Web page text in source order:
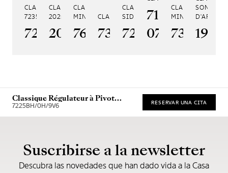
CLASSIQUE PHASE DE LUNE
7235
7235BH/0H/9V6
CLASSIQUE SOUSCRIPTION
2025
2025BH/28/9W6
CLASSIQUE RÉPÉTITION
MINUTES 7637
7637BB/2Y/9ZU
CLASSIQUE TOURBILLON 7357
7357BH/1H/386
CLASSIQUE TOURBILLON
SIDÉRAL 7255
7255PT/2N/9VU
7185BH/
07
CLASSIQUE
MINUTES 7365
D'ART
Classique Régulateur à Pivot
Magnétique 7225
7225BH/0H/9V6 RESERVAR UNA CITA
Suscribirse a la newsletter
Descubra las novedades que han dado vida a la Casa